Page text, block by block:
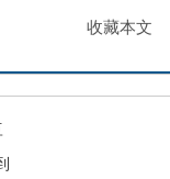
收藏本文